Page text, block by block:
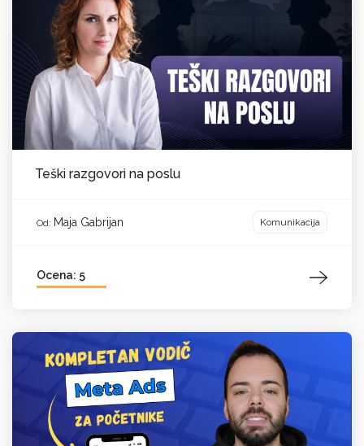
Teški razgovori na poslu
Od: Maja Gabrijan Komunikacija
Ocena: 5